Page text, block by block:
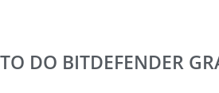
DO BITDEFENDER